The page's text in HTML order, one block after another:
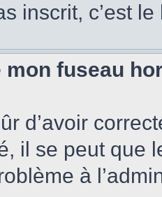
inscrit, c’est
mon fuseau
d’avoir
il se peut que
à